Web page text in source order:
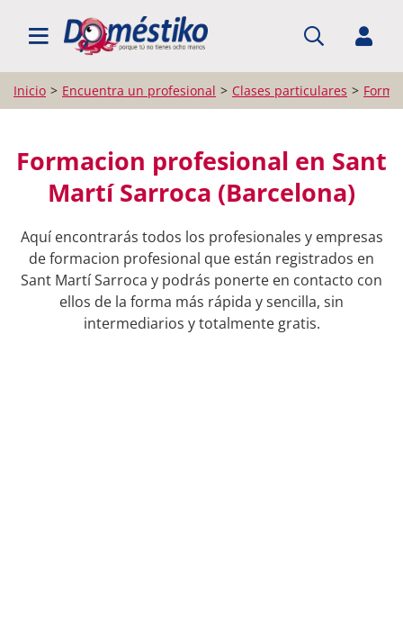
BUSCAR PROFESIONALES
Inicio Encuentra un profesional Clases particulares
Formacion profesional en Sant
Martí Sarroca (Barcelona)
Aquí encontrarás todos los profesionales y empresas
de formacion profesional que están registrados en
Sant Martí Sarroca y podrás ponerte en contacto con
ellos de la forma más rápida y sencilla, sin
intermediarios y totalmente gratis.